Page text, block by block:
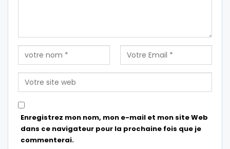
Enregistrez mon nom, mon e-mail et mon site Web
dans ce navigateur pour la prochaine fois que je
commenterai.